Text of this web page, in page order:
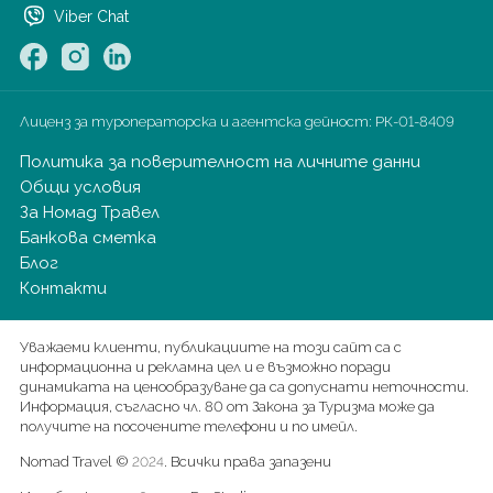
Япония
Viber Chat
Лиценз за туроператорска и агентска дейност: РК-01-8409
Политика за поверителност на личните данни
Общи условия
За Номад Травел
Банкова сметка
Блог
Контакти
Уважаеми клиенти, публикациите на този сайт са с
информационна и рекламна цел и е възможно поради
динамиката на ценообразуване да са допуснати неточности.
Информация, съгласно чл. 80 от Закона за Туризма може да
получите на посочените телефони и по имейл.
Nomad Travel © 2024. Всички права запазени